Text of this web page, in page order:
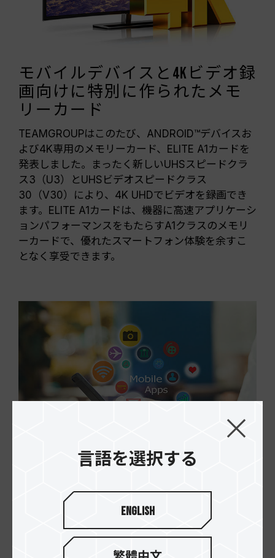
モバイルデバイスと4Kビデオ録
画向けに特別に作られたメモ
リーカード
TEAMGROUPはこのたび、ANDROID™デバイスお
よび4K専用のメモリーカード、ELITE A1カードを
発表しました。まったく新しいUHSスピードクラ
ス3（U3）とUHSビデオスピードクラス
30（V30）により、4K UHDでビデオを録画でき
ます。ELITE A1カードは、機器に高速アプリケーシ
ョンパフォーマンスをもたらすA1クラスのメモリ
ーカードで、優れたスマートフォン体験を余すこ
となく享受できます。
強力なパフォーマンスで高速
かつスムーズにアプリを実行
モバイルデバイスメモリーカードの「Secure
言語を選択する
English